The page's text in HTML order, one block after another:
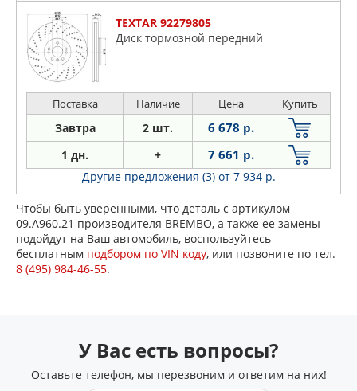
TEXTAR 92279805
Диск тормозной передний
Поставка Наличие Цена Купить
Завтра 2 шт. 6 678 р.
1 дн. + 7 661 р.
Другие предложения (3) от 7 934 р.
Чтобы быть уверенными, что деталь с артикулом
09.A960.21 производителя BREMBO, а также ее замены
подойдут на Ваш автомобиль, воспользуйтесь
бесплатным подбором по VIN коду, или позвоните по тел.
8 (495) 984-46-55.
У Вас есть вопросы?
Оставьте телефон, мы перезвоним и ответим на них!